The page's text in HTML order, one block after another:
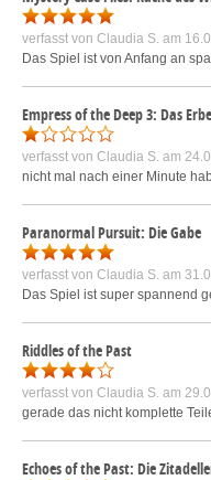
verfasst von Claudia S. am
Das Spiel ist von Anfang an
Empress of the Deep 3: Das
verfasst von Claudia S. am
nicht mal nach einer Minute
Paranormal Pursuit: Die Gabe
verfasst von Claudia S. am
Das Spiel ist super spannend
Riddles of the Past
verfasst von Claudia S. am
gerade das nicht komplette
Echoes of the Past: Die